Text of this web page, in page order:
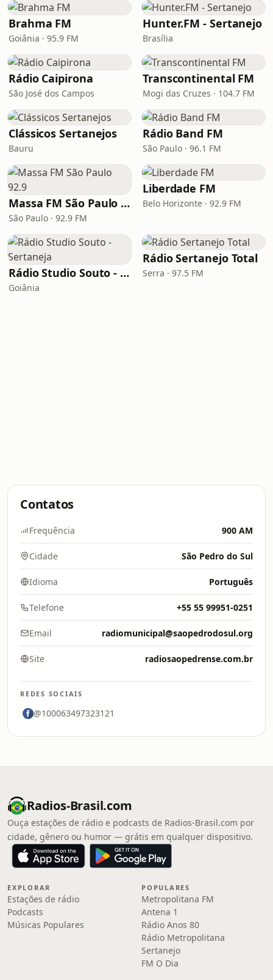
Brahma FM
Goiânia · 95.9 FM
Hunter.FM - Sertanejo
Brasília
Rádio Caipirona
São José dos Campos
Transcontinental FM
Mogi das Cruzes · 104.7 FM
Clássicos Sertanejos
Bauru
Rádio Band FM
São Paulo · 96.1 FM
Massa FM São Paulo 92.9
São Paulo · 92.9 FM
Liberdade FM
Belo Horizonte · 92.9 FM
Rádio Studio Souto - Sertaneja
Goiânia
Rádio Sertanejo Total
Serra · 97.5 FM
Contatos
Frequência 900 AM
Cidade São Pedro do Sul
Idioma Português
Telefone +55 55 99951-0251
Email radiomunicipal@saopedrodosul.org
Site radiosaopedrense.com.br
REDES SOCIAIS
@100063497323121
Radios-Brasil.com
Ouça estações de rádio e podcasts de Radios-Brasil.com por
cidade, gênero ou humor — grátis em qualquer dispositivo.
EXPLORAR
Estações de rádio
Podcasts
Músicas Populares
POPULARES
Metropolitana FM
Antena 1
Rádio Anos 80
Rádio Metropolitana
Sertanejo
FM O Dia